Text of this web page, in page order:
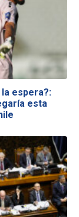
la espera?:
esta